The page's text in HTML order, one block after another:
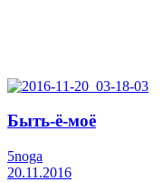
Быть-ё-моё
5noga
20.11.2016